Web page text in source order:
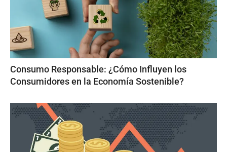
Consumo Responsable: ¿Cómo Influyen los
Consumidores en la Economía Sostenible?